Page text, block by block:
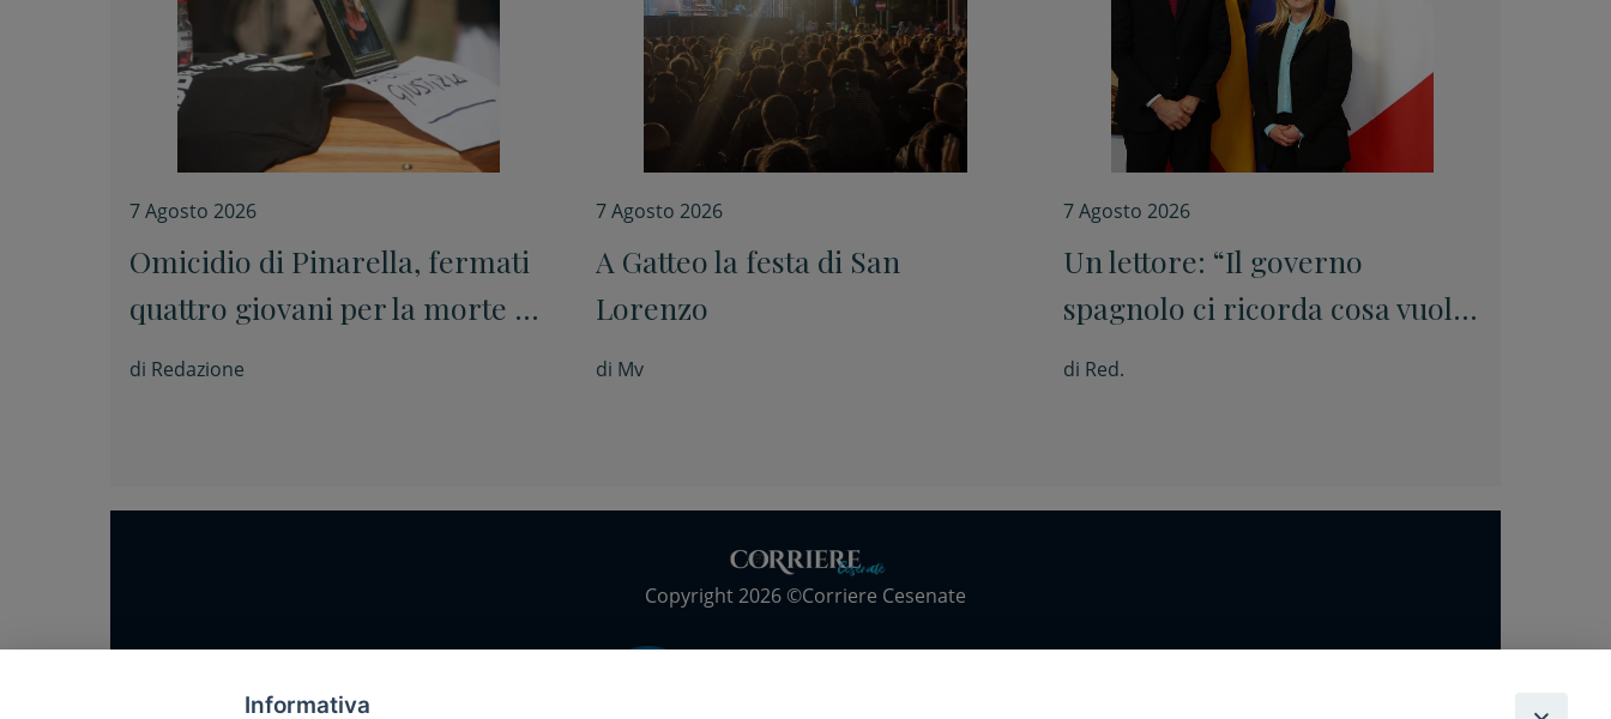
7 Agosto 2026
Omicidio di Pinarella, fermati
quattro giovani per la morte di
Nicola Musiani
di Redazione
7 Agosto 2026
A Gatteo la festa di San
Lorenzo
di Mv
7 Agosto 2026
Un lettore: “Il governo
spagnolo ci ricorda cosa vuole
dire essere europei”
di Red.
Copyright 2026 ©Corriere Cesenate
Informativa